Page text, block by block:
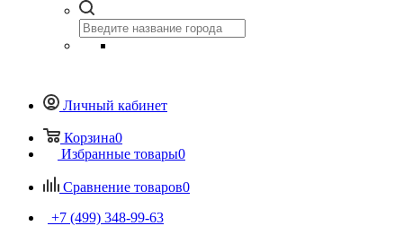
Личный кабинет
Корзина0
Избранные товары0
Сравнение товаров0
+7 (499) 348-99-63